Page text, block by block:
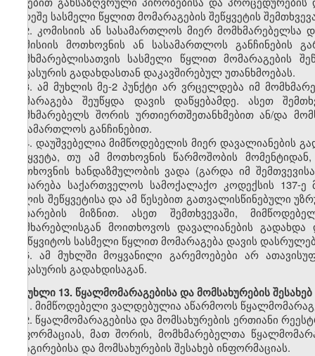
გარეშე სასმელი წყლით მომარაგების შეწყვეტის
2. კომისიის ან სასამართლოს მიერ
კომისიის მოთხოვნის ან სასამართლოს განჩინების
მომხმარებლისათვის სასმელი წყლით მომარაგების
საფასურის გადახდასთან დაკავშირებულ უთანხმოებას.
3. ამ მუხლის მე-2 პუნქტი არ ვრცელდება იმ
მომარაგება შეუწყდა დავის დაწყებამდე. ასეთ
მომხმარებელს შორის ურთიერთშეთანხმებით ან/და
სასამართლოს განჩინებით.
4. დაუშვებელია მიმწოდებელის მიერ დავალიანების
შეწყვეტა, თუ ამ მოთხოვნის წარმოშობის
მოთხოვნის ხანდაზმულობის ვადა (გარდა იმ
აღიარება საქართველოს სამოქალაქო კოდექსის 137-
წყლის შეწყვეტისა და ამ წესებით გათვალისწინებული
აღიარების მიზნით. ასეთ შემთხვევაში,
მომხარებლისგან მოითხოვოს დავალიანების
შეუწყვიტოს სასმელი წყლით მომარაგება დავის
5. ამ მუხლში მოყვანილი გარემოებები არ
საფასურის გადახდისაგან.
მუხლი 13. წყალმომარაგებისა და მომსახურების
1. მიმწოდებელი ვალდებულია აწარმოოს
2. წყალმომარაგებისა და მომსახურების ერთიანი
ინფორმაციას, მათ შორის, მომხმარებელთა
რეაგირებისა და მომსახურების შესახებ ინფორმაციას.